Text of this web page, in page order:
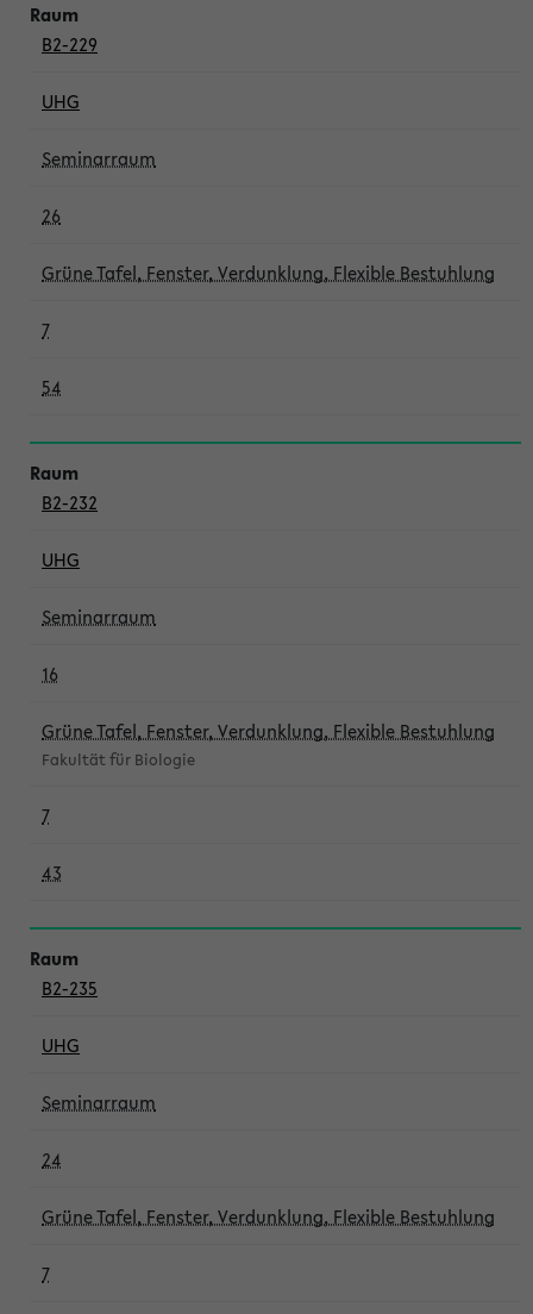
B2-229
UHG
Seminarraum
26
Grüne Tafel, Fenster, Verdunklung, Flexible Bestuhlung
7
54
B2-232
UHG
Seminarraum
16
Grüne Tafel, Fenster, Verdunklung, Flexible Bestuhlung
Fakultät für Biologie
7
43
B2-235
UHG
Seminarraum
24
Grüne Tafel, Fenster, Verdunklung, Flexible Bestuhlung
7